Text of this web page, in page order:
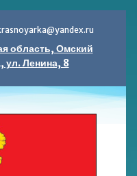
область, Омский
ул. Ленина, 8